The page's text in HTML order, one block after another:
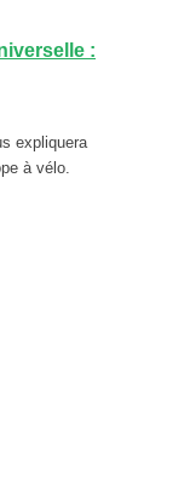
:
expliquera
à vélo.